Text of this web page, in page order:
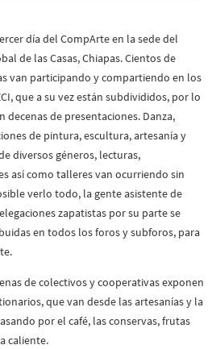
día del CompArte en la sede del
de las Casas, Chiapas. Cientos de
van participando y compartiendo en los
que a su vez están subdivididos, por lo
de presentaciones. Danza,
de pintura, escultura, artesanía y
diversos géneros, lecturas,
así como talleres van ocurriendo sin
verlo todo, la gente asistente de
zapatistas por su parte se
en todos los foros y subforos, para
de colectivos y cooperativas exponen
que van desde las artesanías y la
por el café, las conservas, frutas
caliente.